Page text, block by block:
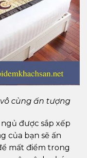
cùng ấn tượng
được sắp xếp
của bạn sẽ ấn
mất điểm trong